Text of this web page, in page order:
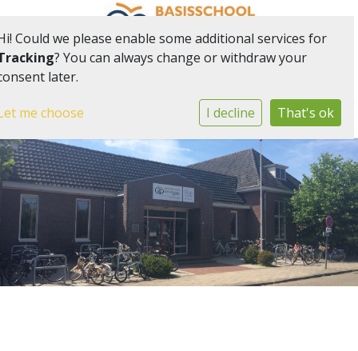
Could we please enable some additional services for
? You can always change or withdraw your
later.
me choose I decline That's ok